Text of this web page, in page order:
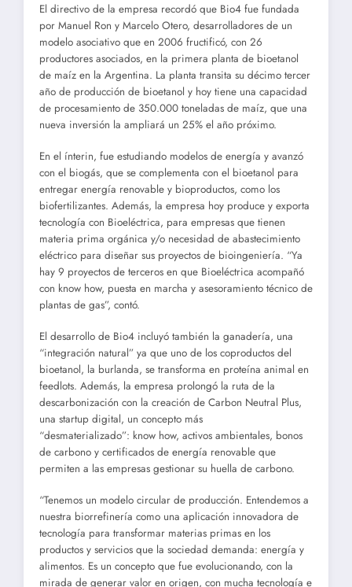
El directivo de la empresa recordó que Bio4 fue fundada
por Manuel Ron y Marcelo Otero, desarrolladores de un
modelo asociativo que en 2006 fructificó, con 26
productores asociados, en la primera planta de bioetanol
de maíz en la Argentina. La planta transita su décimo tercer
año de producción de bioetanol y hoy tiene una capacidad
de procesamiento de 350.000 toneladas de maíz, que una
nueva inversión la ampliará un 25% el año próximo.
En el ínterin, fue estudiando modelos de energía y avanzó
con el biogás, que se complementa con el bioetanol para
entregar energía renovable y bioproductos, como los
biofertilizantes. Además, la empresa hoy produce y exporta
tecnología con Bioeléctrica, para empresas que tienen
materia prima orgánica y/o necesidad de abastecimiento
eléctrico para diseñar sus proyectos de bioingeniería. “Ya
hay 9 proyectos de terceros en que Bioeléctrica acompañó
con know how, puesta en marcha y asesoramiento técnico de
plantas de gas”, contó.
El desarrollo de Bio4 incluyó también la ganadería, una
“integración natural” ya que uno de los coproductos del
bioetanol, la burlanda, se transforma en proteína animal en
feedlots. Además, la empresa prolongó la ruta de la
descarbonización con la creación de Carbon Neutral Plus,
una startup digital, un concepto más
“desmaterializado”: know how, activos ambientales, bonos
de carbono y certificados de energía renovable que
permiten a las empresas gestionar su huella de carbono.
“Tenemos un modelo circular de producción. Entendemos a
nuestra biorrefinería como una aplicación innovadora de
tecnología para transformar materias primas en los
productos y servicios que la sociedad demanda: energía y
alimentos. Es un concepto que fue evolucionando, con la
mirada de generar valor en origen, con mucha tecnología e